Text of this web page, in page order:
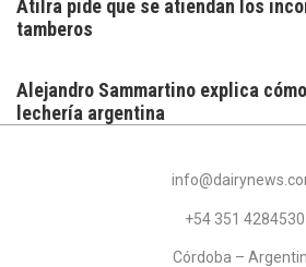
Atilra pide que se atiendan los
tamberos
Alejandro Sammartino explica
lechería argentina
+54 351 4284530
Córdoba –